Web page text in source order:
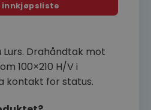
innkjøpsliste
Drahåndtak mot
100×210 H/V i
kontakt for status.